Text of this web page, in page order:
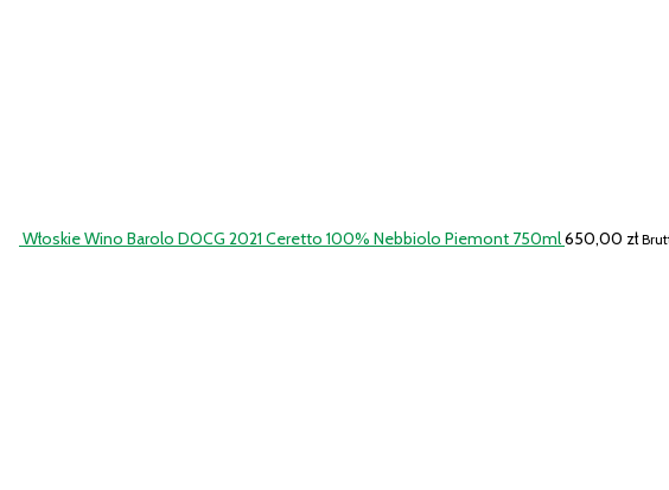
Włoskie Wino Barolo DOCG 2021 Ceretto 100% Nebbiolo Piemont 750ml650,00 zł